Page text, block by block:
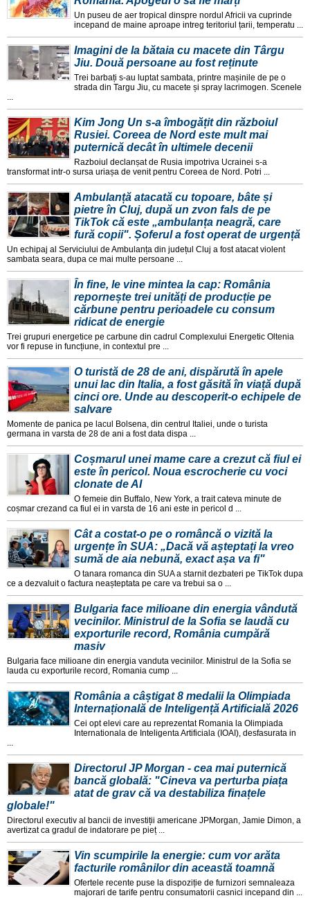
Un puseu de aer tropical dinspre nordul Africii va cuprinde
incepand de maine aproape intreg teritoriul țarii, temperatu ...
Imagini de la bătaia cu macete din Târgu
Jiu. Două persoane au fost reținute
Trei barbați s-au luptat sambata, printre mașinile de pe o
strada din Targu Jiu, cu macete și spray lacrimogen. Scenele
...
Kim Jong Un s-a îmbogățit din războiul
Rusiei. Coreea de Nord este mult mai
puternică decât în ultimele decenii
Razboiul declanșat de Rusia impotriva Ucrainei s-a
transformat intr-o sursa uriașa de venit pentru Coreea de Nord. Potri ...
Ambulanță atacată cu topoare, bâte și
pietre în Cluj, după un zvon fals de pe
TikTok că este „ambulanța neagră, care
fură copii". Șoferul a fost operat de urgență
Un echipaj al Serviciului de Ambulanța din județul Cluj a fost atacat violent
sambata seara, dupa ce mai multe persoane ...
În fine, le vine mintea la cap: România
repornește trei unități de producție pe
cărbune pentru perioadele cu consum
ridicat de energie
Trei grupuri energetice pe carbune din cadrul Complexului Energetic Oltenia
vor fi repuse in funcțiune, in contextul pre ...
O turistă de 28 de ani, dispărută în apele
unui lac din Italia, a fost găsită în viață după
cinci ore. Unde au descoperit-o echipele de
salvare
Momente de panica pe lacul Bolsena, din centrul Italiei, unde o turista
germana in varsta de 28 de ani a fost data dispa ...
Coșmarul unei mame care a crezut că fiul ei
este în pericol. Noua escrocherie cu voci
clonate de AI
O femeie din Buffalo, New York, a trait cateva minute de
coșmar crezand ca fiul ei in varsta de 16 ani este in pericol d ...
Cât a costat-o pe o româncă o vizită la
urgențe în SUA: „Dacă vă așteptați la vreo
sumă de aia nebună, exact așa va fi"
O tanara romanca din SUA a starnit dezbateri pe TikTok dupa
ce a dezvaluit o factura neașteptata pe care va trebui sa o ...
Bulgaria face milioane din energia vândută
vecinilor. Ministrul de la Sofia se laudă cu
exporturile record, România cumpără
masiv
Bulgaria face milioane din energia vanduta vecinilor. Ministrul de la Sofia se
lauda cu exporturile record, Romania cump ...
România a câștigat 8 medalii la Olimpiada
Internațională de Inteligență Artificială 2026
Cei opt elevi care au reprezentat Romania la Olimpiada
Internationala de Inteligenta Artificiala (IOAI), desfasurata in
...
Directorul JP Morgan - cea mai puternică
bancă globală: "Cineva va perturba piața
atat de grav că va destabiliza finațele
globale!"
Directorul executiv al bancii de investiții americane JPMorgan, Jamie Dimon, a
avertizat ca gradul de indatorare pe pieț ...
Vin scumpirile la energie: cum vor arăta
facturile românilor din această toamnă
Ofertele recente puse la dispoziție de furnizori semnaleaza
majorari de tarife pentru consumatorii casnici incepand din ...